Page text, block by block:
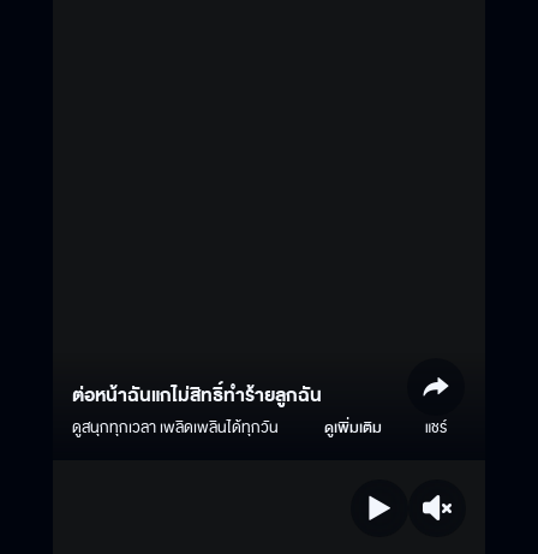
ต่อหน้าฉันแกไม่สิทธิ์ทำร้ายลูกฉัน
ดูสนุกทุกเวลา เพลิดเพลินได้ทุกวัน ดูเพิ่มเติม แชร์